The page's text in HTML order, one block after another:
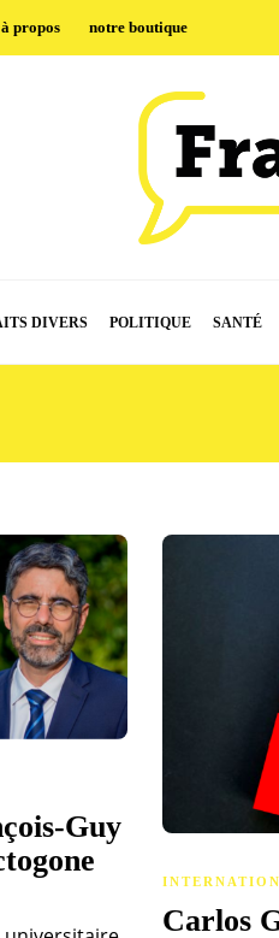
à propos notre boutique
DIVERS POLITIQUE SANTÉ
Guy
Carlos